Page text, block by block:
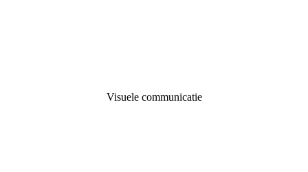
Visuele communicatie